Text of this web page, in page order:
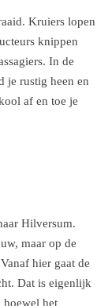
Kruiers lopen
knippen
In de
je rustig heen en
af en toe je
Hilversum.
maar op de
hier gaat de
Dat is eigenlijk
hoewel het